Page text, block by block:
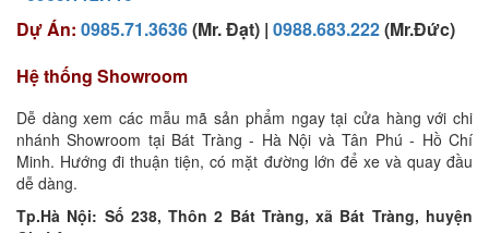
Dự Án: 0985.71.3636(Mr. Đạt) | 0988.683.222(Mr.Đức)
Hệ thống Showroom
Dễ dàng xem các mẫu mã sản phẩm ngay tại cửa hàng với chi
nhánh Showroom tại Bát Tràng - Hà Nội và Tân Phú - Hồ Chí
Minh. Hướng đi thuận tiện, có mặt đường lớn để xe và quay đầu
dễ dàng.
Tp.Hà Nội: Số 238, Thôn 2 Bát Tràng, xã Bát Tràng, huyện